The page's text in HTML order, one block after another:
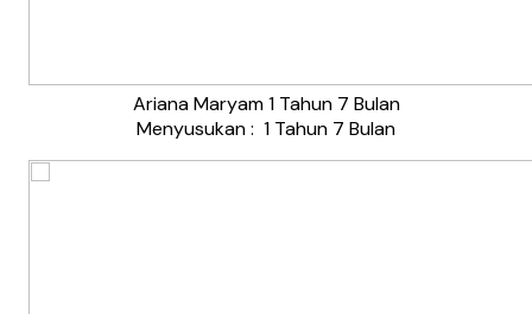
Ariana Maryam 1 Tahun 7 Bulan
Menyusukan : 1 Tahun 7 Bulan